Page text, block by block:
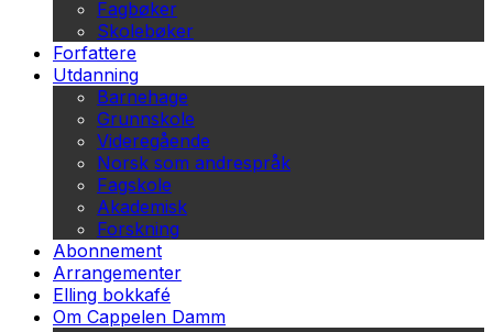
Fagbøker
Skolebøker
Forfattere
Utdanning
Barnehage
Grunnskole
Videregående
Norsk som andrespråk
Fagskole
Akademisk
Forskning
Abonnement
Arrangementer
Elling bokkafé
Om Cappelen Damm